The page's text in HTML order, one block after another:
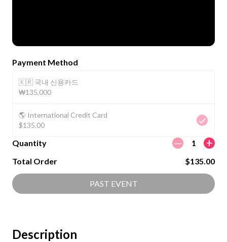
Payment Method
🇰🇷 국내 신용카드
₩135,000
🌎 International Credit Card
$135.00
Quantity ㅡ 1 +
Total Order $135.00
PAST EVENT
Description